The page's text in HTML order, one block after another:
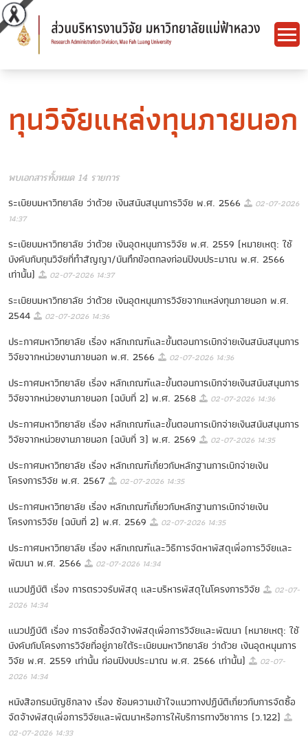
ทุนวิจัยแหล่งทุนภายนอก
พบเอกสารทั้งหมด 14 รายการ
ระเบียบมหาวิทยาลัย ว่าด้วย เงินสนับสนุนการวิจัย พ.ศ. 2566
02-07-2026
14:37
ระเบียบมหาวิทยาลัย ว่าด้วย เงินอุดหนุนการวิจัย พ.ศ. 2559 (หมายเหตุ: ใช้
บังคับกับทุนวิจัยที่ทำสัญญา/บันทึกข้อตกลงก่อนปีงบประมาณ พ.ศ. 2566
เท่านั้น)
02-07-2026 14:37
ระเบียบมหาวิทยาลัย ว่าด้วย เงินอุดหนุนการวิจัยจากแหล่งทุนภายนอก พ.ศ.
2544
02-07-2026 14:36
ประกาศมหาวิทยาลัย เรื่อง หลักเกณฑ์และขั้นตอนการเบิกจ่ายเงินสนับสนุนการ
วิจัยจากหน่วยงานภายนอก พ.ศ. 2566
02-07-2026 14:36
ประกาศมหาวิทยาลัย เรื่อง หลักเกณฑ์และขั้นตอนการเบิกจ่ายเงินสนับสนุนการ
วิจัยจากหน่วยงานภายนอก (ฉบับที่ 2) พ.ศ. 2568
02-07-2026 14:36
ประกาศมหาวิทยาลัย เรื่อง หลักเกณฑ์และขั้นตอนการเบิกจ่ายเงินสนับสนุนการ
วิจัยจากหน่วยงานภายนอก (ฉบับที่ 3) พ.ศ. 2569
02-07-2026 14:35
ประกาศมหาวิทยาลัย เรื่อง หลักเกณฑ์เกี่ยวกับหลักฐานการเบิกจ่ายเงิน
โครงการวิจัย พ.ศ. 2567
02-07-2026 14:35
ประกาศมหาวิทยาลัย เรื่อง หลักเกณฑ์เกี่ยวกับหลักฐานการเบิกจ่ายเงิน
โครงการวิจัย (ฉบับที่ 2) พ.ศ. 2569
02-07-2026 14:35
ประกาศมหาวิทยาลัย เรื่อง หลักเกณฑ์และวิธีการจัดหาพัสดุเพื่อการวิจัยและ
พัฒนา พ.ศ. 2566
02-07-2026 14:34
แนวปฏิบัติ เรื่อง การตรวจรับพัสดุ และบริหารพัสดุในโครงการวิจัย
02-07-
2026 14:34
แนวปฏิบัติ เรื่อง การจัดซื้อจัดจ้างพัสดุเพื่อการวิจัยและพัฒนา (หมายเหตุ: ใช้
บังคับกับโครงการวิจัยที่อยู่ภายใต้ระเบียบมหาวิทยาลัย ว่าด้วย เงินอุดหนุนการ
วิจัย พ.ศ. 2559 เท่านั้น ก่อนปีงบประมาณ พ.ศ. 2566 เท่านั้น)
02-07-
2026 14:34
หนังสือกรมบัญชีกลาง เรื่อง ซ้อมความเข้าใจแนวทางปฏิบัติเกี่ยวกับการจัดซื้อ
จัดจ้างพัสดุเพื่อการวิจัยและพัฒนาหรือการให้บริการทางวิชาการ (ว.122)
02-07-2026 14:33